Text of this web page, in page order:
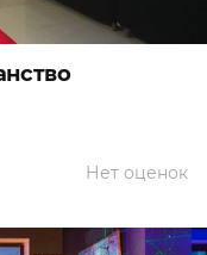
Нет оценок